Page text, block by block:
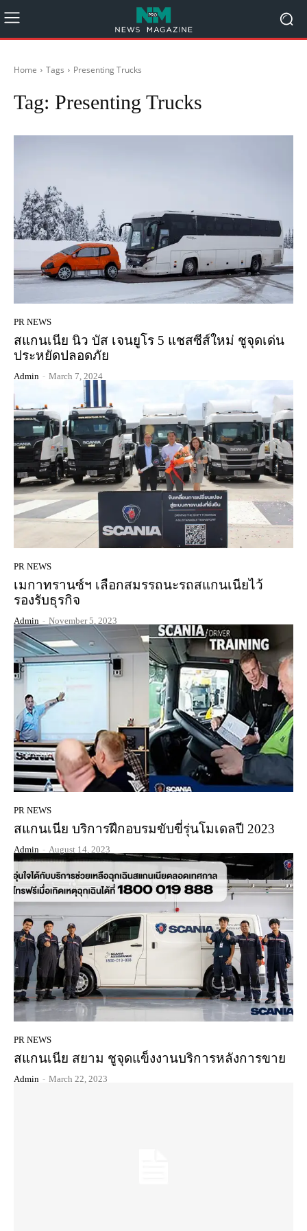
Home Tags Presenting Trucks
Tag: Presenting Trucks
PR NEWS
สแกนเนีย นิว บัส เจนยูโร 5 แชสซีส์ใหม่ ชูจุดเด่น
ประหยัดปลอดภัย
Admin - March 7, 2024
PR NEWS
เมกาทรานซ์ฯ เลือกสมรรถนะรถสแกนเนียไว้
รองรับธุรกิจ
Admin - November 5, 2023
PR NEWS
สแกนเนีย บริการฝึกอบรมขับขี่รุ่นโมเดลปี 2023
Admin - August 14, 2023
PR NEWS
สแกนเนีย สยาม ชูจุดแข็งงานบริการหลังการขาย
Admin - March 22, 2023